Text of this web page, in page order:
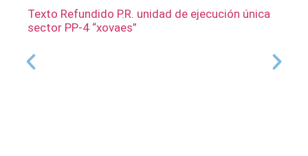
Texto Refundido P.R. unidad de ejecución única
sector PP-4 “xovaes”